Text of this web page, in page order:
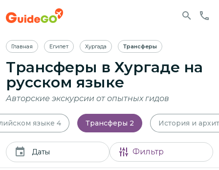
Главная Египет Хургада Трансферы
Трансферы в Хургаде на
русском языке
Авторские экскурсии от опытных гидов
языке 4 Трансферы 2 История и
Даты Фильтр